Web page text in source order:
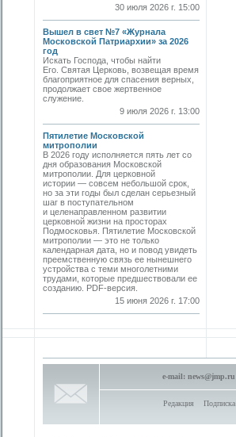
30 июля 2026 г. 15:00
Вышел в свет №7 «Журнала
Московской Патриархии» за 2026
год
Искать Господа, чтобы найти
Его. Святая Церковь, возвещая время
благоприятное для спасения верных,
продолжает свое жертвенное
служение.
9 июля 2026 г. 13:00
Пятилетие Московской
митрополии
В 2026 году исполняется пять лет со
дня образования Московской
митрополии. Для церковной
истории — совсем небольшой срок,
но за эти годы был сделан серьезный
шаг в поступательном
и целенаправленном развитии
церковной жизни на просторах
Подмосковья. Пятилетие Московской
митрополии — это не только
календарная дата, но и повод увидеть
преемственную связь ее нынешнего
устройства с теми многолетними
трудами, которые предшествовали ее
созданию. PDF-версия.
15 июня 2026 г. 17:00
e-mail: news@jmp.ru
Редакция Подписка